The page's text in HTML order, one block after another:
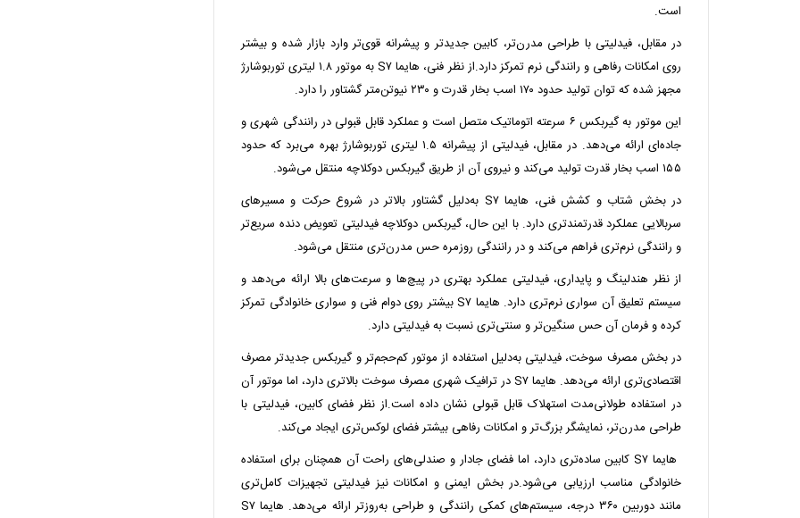
است.
در مقابل، فیدلیتی با طراحی مدرن‌تر، کابین جدیدتر و پیشرانه قوی‌تر وارد بازار شده و بیشتر
روی امکانات رفاهی و رانندگی نرم تمرکز دارد.از نظر فنی، هایما S۷ به موتور ۱.۸ لیتری توربوشارژ
مجهز شده که توان تولید حدود ۱۷۰ اسب بخار قدرت و ۲۳۰ نیوتن‌متر گشتاور را دارد.
این موتور به گیربکس ۶ سرعته اتوماتیک متصل است و عملکرد قابل قبولی در رانندگی شهری و
جاده‌ای ارائه می‌دهد.
در مقابل، فیدلیتی از پیشرانه ۱.۵ لیتری توربوشارژ بهره می‌برد که حدود
۱۵۵ اسب بخار قدرت تولید می‌کند و نیروی آن از طریق گیربکس دوکلاچه منتقل می‌شود.
در بخش شتاب و کشش فنی، هایما S۷ به‌دلیل گشتاور بالاتر در شروع حرکت و مسیرهای
سربالایی عملکرد قدرتمندتری دارد. با این حال، گیربکس دوکلاچه فیدلیتی تعویض دنده سریع‌تر
و رانندگی نرم‌تری فراهم می‌کند و در رانندگی روزمره حس مدرن‌تری منتقل می‌شود.
از نظر هندلینگ و پایداری، فیدلیتی عملکرد بهتری در پیچ‌ها و سرعت‌های بالا ارائه می‌دهد و
سیستم تعلیق آن سواری نرم‌تری دارد. هایما S۷ بیشتر روی دوام فنی و سواری خانوادگی تمرکز
کرده و فرمان آن حس سنگین‌تر و سنتی‌تری نسبت به فیدلیتی دارد.
در بخش مصرف سوخت، فیدلیتی به‌دلیل استفاده از موتور کم‌حجم‌تر و گیربکس جدیدتر مصرف
اقتصادی‌تری ارائه می‌دهد. هایما S۷ در ترافیک شهری مصرف سوخت بالاتری دارد، اما موتور آن
در استفاده طولانی‌مدت استهلاک قابل قبولی نشان داده است.از نظر فضای کابین، فیدلیتی با
طراحی مدرن‌تر، نمایشگر بزرگ‌تر و امکانات رفاهی بیشتر فضای لوکس‌تری ایجاد می‌کند.
هایما S۷ کابین ساده‌تری دارد، اما فضای جادار و صندلی‌های راحت آن همچنان برای استفاده
خانوادگی مناسب ارزیابی می‌شود.در بخش ایمنی و امکانات نیز فیدلیتی تجهیزات کامل‌تری
مانند دوربین ۳۶۰ درجه، سیستم‌های کمکی رانندگی و طراحی به‌روزتر ارائه می‌دهد.
هایما S۷